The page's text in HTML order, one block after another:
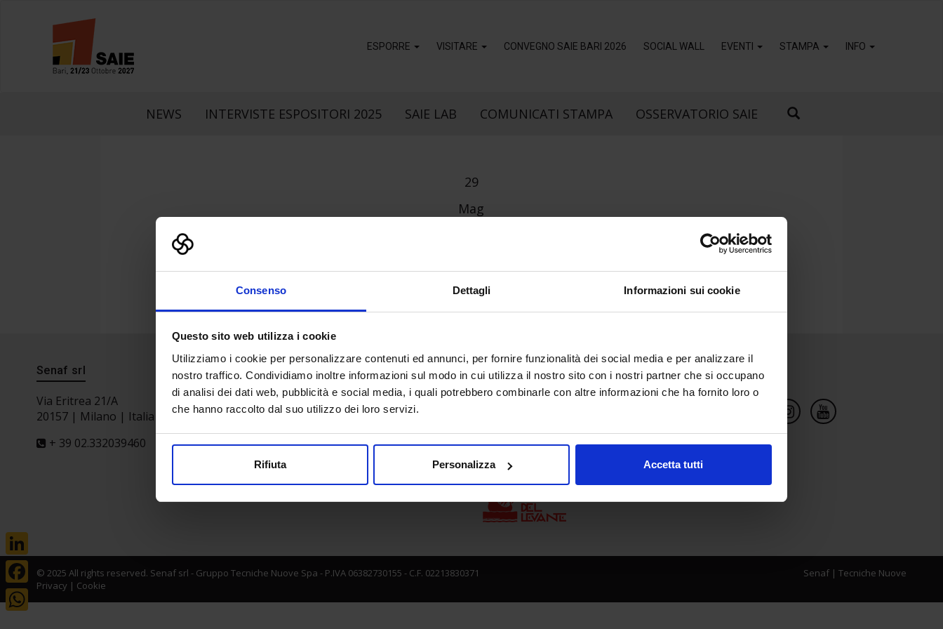
Consenso Dettagli Informazioni sui cookie
Questo sito web utilizza i cookie
Utilizziamo i cookie per personalizzare contenuti ed annunci, per fornire funzionalità dei social media e per analizzare il
nostro traffico. Condividiamo inoltre informazioni sul modo in cui utilizza il nostro sito con i nostri partner che si occupano
di analisi dei dati web, pubblicità e social media, i quali potrebbero combinarle con altre informazioni che ha fornito loro o
che hanno raccolto dal suo utilizzo dei loro servizi.
Rifiuta Personalizza Accetta tutti
ESPORRE VISITARE CONVEGNO SAIE BARI 2026 SOCIAL WALL EVENTI STAMPA INFO
NEWS INTERVISTE ESPOSITORI 2025 SAIE LAB COMUNICATI STAMPA OSSERVATORIO SAIE
29
Mag
LinkedIn
Facebook
WhatsApp
Senaf srl
Via Eritrea 21/A
20157 | Milano | Italia
+ 39 02.332039460
Progetto e direzione In collaborazione con Social Network
© 2025 All rights reserved. Senaf srl - Gruppo Tecniche Nuove Spa - P.IVA 06382730155 - C.F. 02213830371
Privacy | Cookie
Senaf| Tecniche Nuove
LinkedIn
Facebook